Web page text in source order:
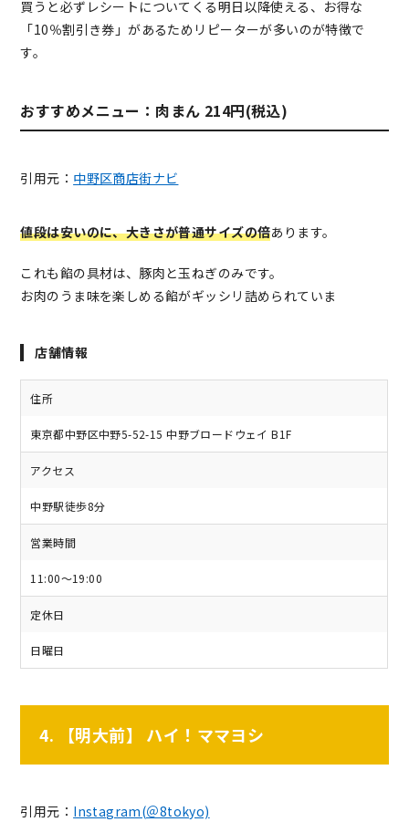
買うと必ずレシートについてくる明日以降使える、お得な
「10％割引き券」があるためリピーターが多いのが特徴で
す。
おすすめメニュー：肉まん 214円(税込)
引用元： 中野区商店街ナビ
値段は安いのに、大きさが普通サイズの倍あります。
これも餡の具材は、豚肉と玉ねぎのみです。
お肉のうま味を楽しめる餡がギッシリ詰められていま
店舗情報
住所
東京都中野区中野5-52-15 中野ブロードウェイ B1F
アクセス
中野駅徒歩8分
営業時間
11:00～19:00
定休日
日曜日
4. 【明大前】 ハイ！ママヨシ
引用元： Instagram(＠8tokyo)